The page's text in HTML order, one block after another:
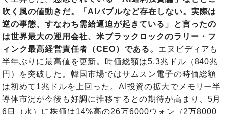
吹く風の値動きだ。「AIバブルなど存在しない。実際は
逆の事態、すなわち需給逼迫が起きている」と言ったの
は世界最大の運用会社、米ブラックロックのラリー・フ
ィンク最高経営責任者（CEO）である。 エヌビディアも
半年ぶりに最高値を更新。時価総額は5.3兆ドル（840兆
円）を突破した。韓国市場ではサムスン電子の時価総額
は初めて1兆ドルを上回った。AI投資の拡大でメモリー半
導体市況が今後も好調に推移するとの期待が高まり、5月
6日（水）に株価は14%高の26万6000ウォン（2万8000